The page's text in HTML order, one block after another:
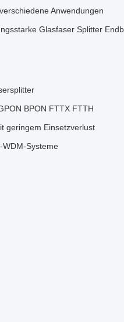
Anwendungen
Glasfaser Splitter
BPON FTTX FTTH
geringem Einsetzverlust
Systeme